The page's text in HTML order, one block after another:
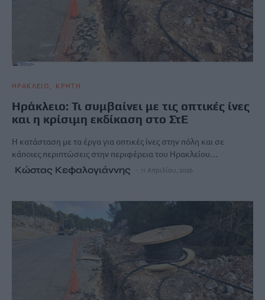
ΗΡΑΚΛΕΙΟ ΚΡΗΤΗ
Ηράκλειο: Τι συμβαίνει με τις οπτικές ίνες
και η κρίσιμη εκδίκαση στο ΣτΕ
Η κατάσταση με τα έργα για οπτικές ίνες στην πόλη και σε
κάποιες περιπτώσεις στην περιφέρεια του Ηρακλείου…
Κώστας Κεφαλογιάννης 11 Απριλίου, 2026